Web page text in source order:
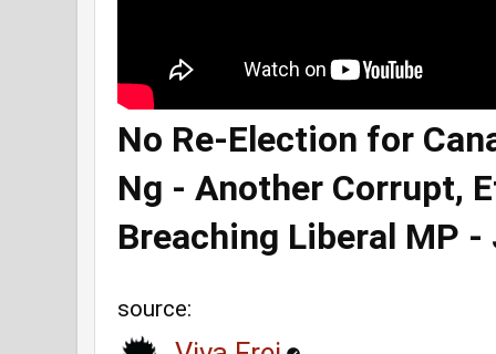
No Re-Election for
Ng - Another Corrupt,
Breaching Liberal MP
source: